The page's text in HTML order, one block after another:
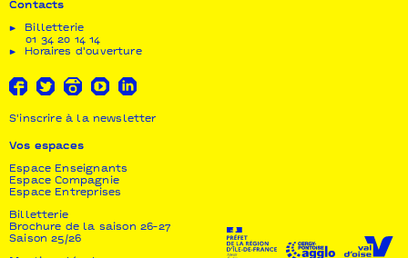
Contacts
Billetterie
01 34 20 14 14
Horaires d'ouverture
S'inscrire à la newsletter
Vos espaces
Espace Enseignants
Espace Compagnie
Espace Entreprises
Billetterie
Brochure de la saison 26-27
Saison 25/26